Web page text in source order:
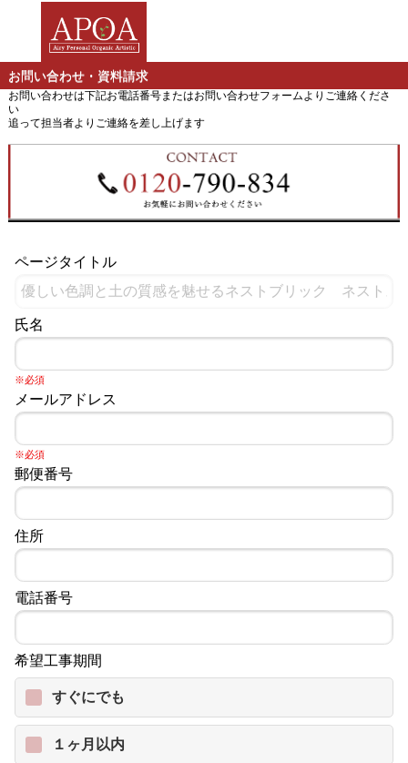
お問い合わせ・資料請求
お問い合わせは下記お電話番号またはお問い合わせフォームよりご連絡くださ
い
追って担当者よりご連絡を差し上げます
ページタイトル
氏名
※必須
メールアドレス
※必須
郵便番号
住所
電話番号
希望工事期間
すぐにでも
１ヶ月以内